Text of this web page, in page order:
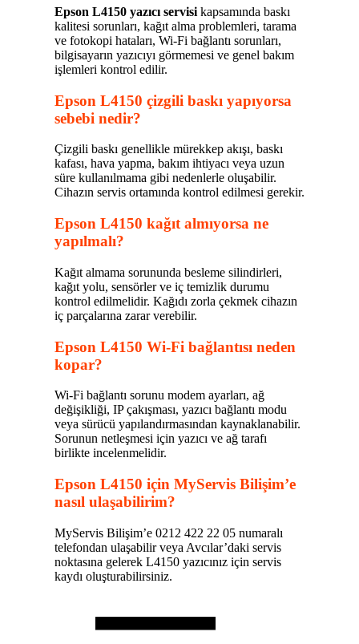
Epson L4150 yazıcı servisi kapsamında baskı
kalitesi sorunları, kağıt alma problemleri, tarama
ve fotokopi hataları, Wi-Fi bağlantı sorunları,
bilgisayarın yazıcıyı görmemesi ve genel bakım
işlemleri kontrol edilir.
Epson L4150 çizgili baskı yapıyorsa
sebebi nedir?
Çizgili baskı genellikle mürekkep akışı, baskı
kafası, hava yapma, bakım ihtiyacı veya uzun
süre kullanılmama gibi nedenlerle oluşabilir.
Cihazın servis ortamında kontrol edilmesi gerekir.
Epson L4150 kağıt almıyorsa ne
yapılmalı?
Kağıt almama sorununda besleme silindirleri,
kağıt yolu, sensörler ve iç temizlik durumu
kontrol edilmelidir. Kağıdı zorla çekmek cihazın
iç parçalarına zarar verebilir.
Epson L4150 Wi-Fi bağlantısı neden
kopar?
Wi-Fi bağlantı sorunu modem ayarları, ağ
değişikliği, IP çakışması, yazıcı bağlantı modu
veya sürücü yapılandırmasından kaynaklanabilir.
Sorunun netleşmesi için yazıcı ve ağ tarafı
birlikte incelenmelidir.
Epson L4150 için MyServis Bilişim’e
nasıl ulaşabilirim?
MyServis Bilişim’e 0212 422 22 05 numaralı
telefondan ulaşabilir veya Avcılar’daki servis
noktasına gelerek L4150 yazıcınız için servis
kaydı oluşturabilirsiniz.